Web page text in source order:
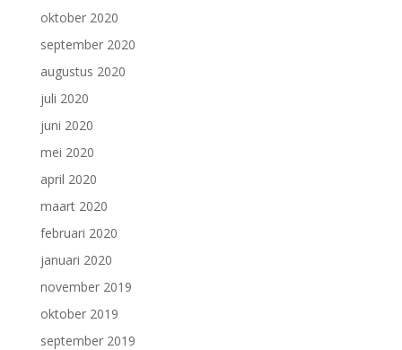
oktober 2020
september 2020
augustus 2020
juli 2020
juni 2020
mei 2020
april 2020
maart 2020
februari 2020
januari 2020
november 2019
oktober 2019
september 2019